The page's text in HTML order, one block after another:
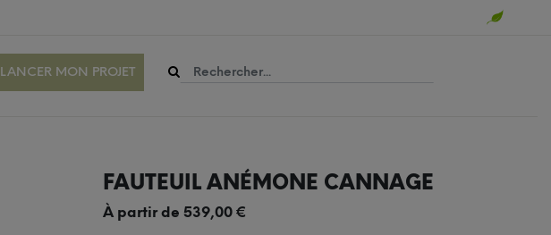
LANCER MON PROJET
FAUTEUIL ANÉMONE CANNAGE
À partir de 539,00€